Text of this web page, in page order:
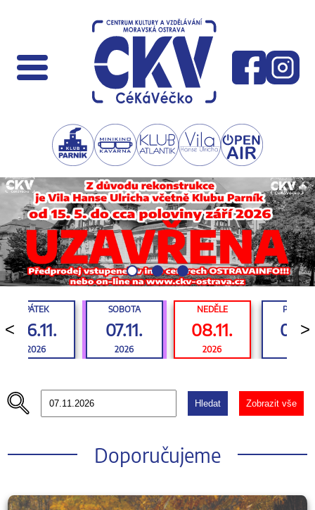
<
PÁTEK
06.11.
2026
SOBOTA
07.11.
2026
NEDĚLE
08.11.
2026
>
Hledat Zobrazit vše
Doporučujeme